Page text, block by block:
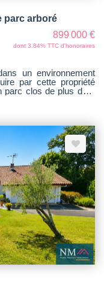
parc arboré
899 000 €
dont 3.84% TTC d'honoraires
un environnement
par cette propriété
clos de plus de 2
: un vaste salon-
sur une terrasse avec
bureau, une cuisine
à manger, ainsi qu'un
salle de sport, une
un grand garage. À
du cadre :
d'environ 24 m² à
que plusieurs abris
rafraîchissement
chaudière bois,
le
de beaux volumes